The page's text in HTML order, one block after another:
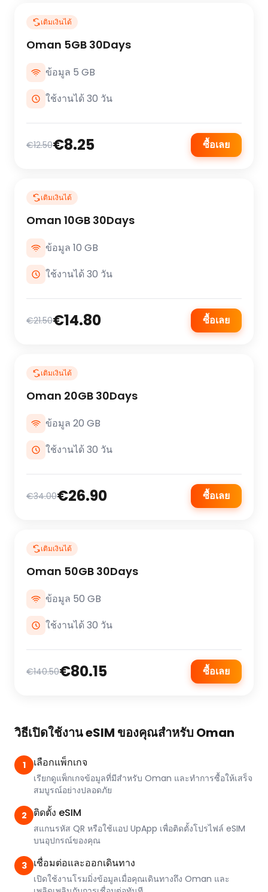
เติมเงินได้
Oman 5GB 30Days
ข้อมูล 5 GB
ใช้งานได้ 30 วัน
€12.50€8.25 ซื้อเลย
เติมเงินได้
Oman 10GB 30Days
ข้อมูล 10 GB
ใช้งานได้ 30 วัน
€21.50€14.80 ซื้อเลย
เติมเงินได้
Oman 20GB 30Days
ข้อมูล 20 GB
ใช้งานได้ 30 วัน
€34.00€26.90 ซื้อเลย
เติมเงินได้
Oman 50GB 30Days
ข้อมูล 50 GB
ใช้งานได้ 30 วัน
€140.50€80.15 ซื้อเลย
วิธีเปิดใช้งาน eSIM ของคุณสำหรับ Oman
1 เลือกแพ็กเกจ
เรียกดูแพ็กเกจข้อมูลที่มีสำหรับ Oman และทำการซื้อให้เสร็จ
สมบูรณ์อย่างปลอดภัย
2 ติดตั้ง eSIM
สแกนรหัส QR หรือใช้แอป UpApp เพื่อติดตั้งโปรไฟล์ eSIM
บนอุปกรณ์ของคุณ
3 เชื่อมต่อและออกเดินทาง
เปิดใช้งานโรมมิ่งข้อมูลเมื่อคุณเดินทางถึง Oman และ